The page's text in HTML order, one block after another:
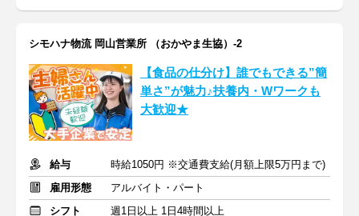
シモハナ物流 岡山営業所 （おかやま生協）-2
【食品の仕分け】誰でもできる”簡
単さ”が魅力♪扶養内・Wワークも
大歓迎★
給与
時給1050円 ※交通費支給(月額上限5万円まで)
雇用形態
アルバイト・パート
シフト
週1日以上 1日4時間以上